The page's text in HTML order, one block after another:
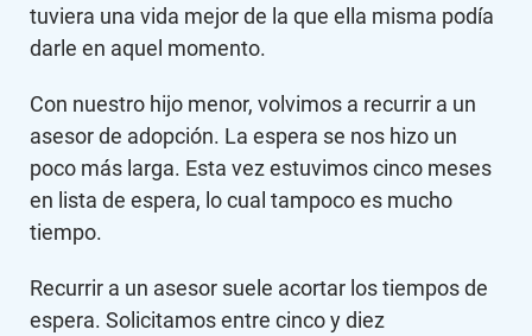
tuviera una vida mejor de la que ella misma podía
darle en aquel momento.
Con nuestro hijo menor, volvimos a recurrir a un
asesor de adopción. La espera se nos hizo un
poco más larga. Esta vez estuvimos cinco meses
en lista de espera, lo cual tampoco es mucho
tiempo.
Recurrir a un asesor suele acortar los tiempos de
espera. Solicitamos entre cinco y diez